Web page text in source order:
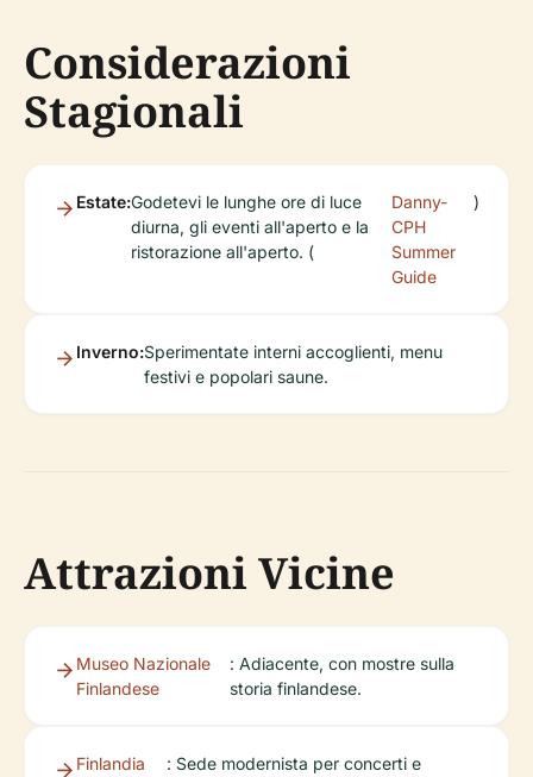
Considerazioni
Stagionali
Estate:Godetevi le lunghe ore di luce
diurna, gli eventi all'aperto e la
ristorazione all'aperto. (
Danny-
CPH
Summer
Guide
)
Inverno:Sperimentate interni accoglienti, menu
festivi e popolari saune.
Attrazioni Vicine
Museo Nazionale
Finlandese
: Adiacente, con mostre sulla
storia finlandese.
Finlandia : Sede modernista per concerti e